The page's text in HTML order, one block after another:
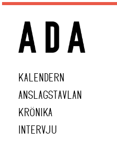
KALENDERN
ANSLAGSTAVLAN
KRÖNIKA
INTERVJU